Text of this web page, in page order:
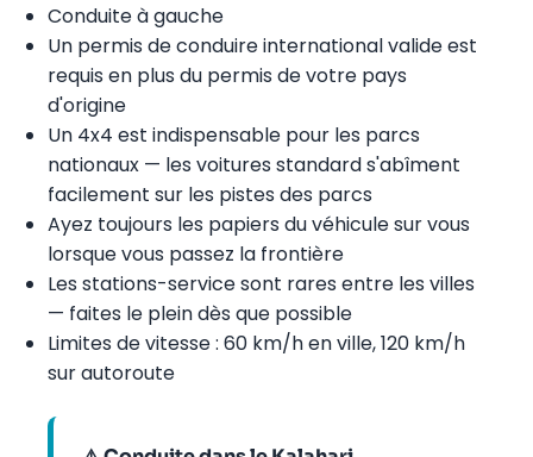
Conduite à gauche
Un permis de conduire international valide est
requis en plus du permis de votre pays
d'origine
Un 4x4 est indispensable pour les parcs
nationaux — les voitures standard s'abîment
facilement sur les pistes des parcs
Ayez toujours les papiers du véhicule sur vous
lorsque vous passez la frontière
Les stations-service sont rares entre les villes
— faites le plein dès que possible
Limites de vitesse : 60 km/h en ville, 120 km/h
sur autoroute